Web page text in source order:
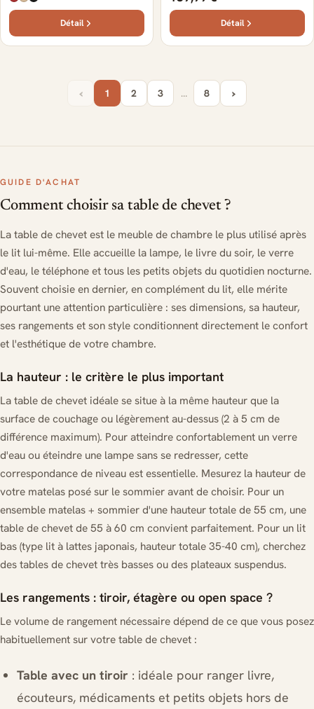
Détail Détail
‹ 1 2 3 … 8 ›
GUIDE D'ACHAT
Comment choisir sa table de chevet ?
La table de chevet est le meuble de chambre le plus utilisé après
le lit lui-même. Elle accueille la lampe, le livre du soir, le verre
d'eau, le téléphone et tous les petits objets du quotidien nocturne.
Souvent choisie en dernier, en complément du lit, elle mérite
pourtant une attention particulière : ses dimensions, sa hauteur,
ses rangements et son style conditionnent directement le confort
et l'esthétique de votre chambre.
La hauteur : le critère le plus important
La table de chevet idéale se situe à la même hauteur que la
surface de couchage ou légèrement au-dessus (2 à 5 cm de
différence maximum). Pour atteindre confortablement un verre
d'eau ou éteindre une lampe sans se redresser, cette
correspondance de niveau est essentielle. Mesurez la hauteur de
votre matelas posé sur le sommier avant de choisir. Pour un
ensemble matelas + sommier d'une hauteur totale de 55 cm, une
table de chevet de 55 à 60 cm convient parfaitement. Pour un lit
bas (type lit à lattes japonais, hauteur totale 35-40 cm), cherchez
des tables de chevet très basses ou des plateaux suspendus.
Les rangements : tiroir, étagère ou open space ?
Le volume de rangement nécessaire dépend de ce que vous posez
habituellement sur votre table de chevet :
Table avec un tiroir : idéale pour ranger livre,
écouteurs, médicaments et petits objets hors de